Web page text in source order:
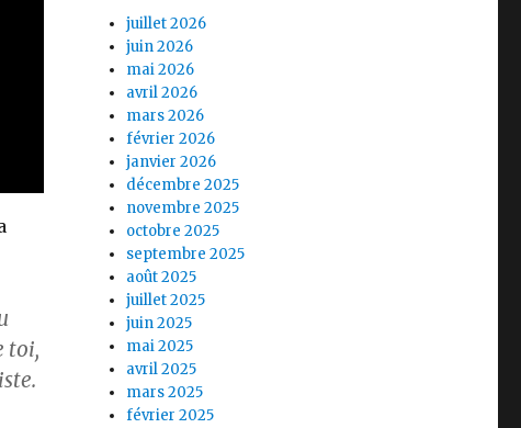
toi,
juillet 2026
juin 2026
mai 2026
avril 2026
mars 2026
février 2026
janvier 2026
décembre 2025
novembre 2025
octobre 2025
septembre 2025
août 2025
juillet 2025
juin 2025
mai 2025
avril 2025
mars 2025
février 2025